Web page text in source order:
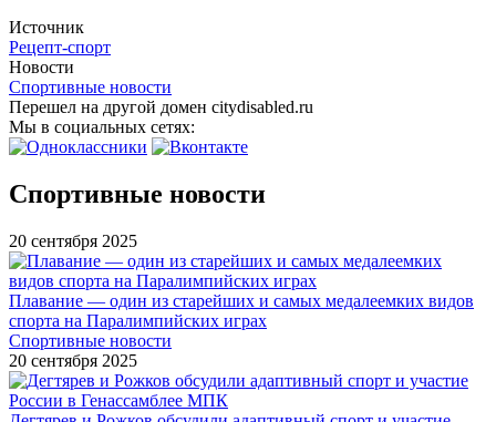
Источник
Рецепт-спорт
Новости
Спортивные новости
Перешел на другой домен citydisabled.ru
Мы в социальных сетях:
Спортивные новости
20 сентября 2025
Плавание — один из старейших и самых медалеемких видов
спорта на Паралимпийских играх
Спортивные новости
20 сентября 2025